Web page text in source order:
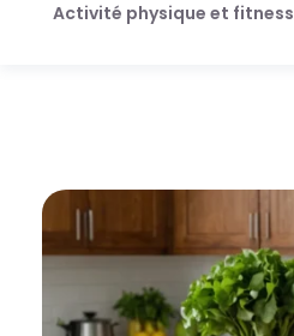
Activité physique et fitness